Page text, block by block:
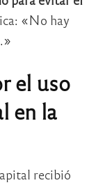
«No hay
el uso
en la
recibió